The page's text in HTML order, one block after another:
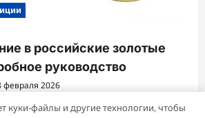
в российские золотые
руководство
февраля 2026
куки-файлы и другие технологии, чтобы